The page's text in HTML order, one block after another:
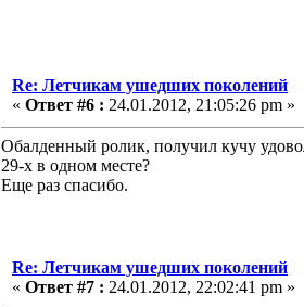
Re: Летчикам ушедших поколений
« Ответ #6 : 24.01.2012, 21:05:26 pm »
Обалденный ролик, получил кучу
29-х в одном месте?
Еще раз спасибо.
Re: Летчикам ушедших поколений
« Ответ #7 : 24.01.2012, 22:02:41 pm »